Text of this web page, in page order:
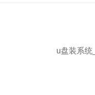
u盘装系统